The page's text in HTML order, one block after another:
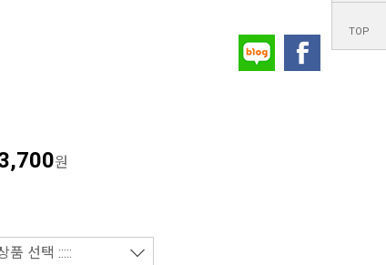
원
TOP